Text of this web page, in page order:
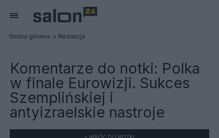
Strona główna Redakcja
Komentarze do notki: Polka
w finale Eurowizji. Sukces
Szemplińskiej i
antyizraelskie nastroje